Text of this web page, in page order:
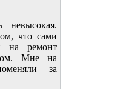
невысокая.
что сами
на ремонт
Мне на
за